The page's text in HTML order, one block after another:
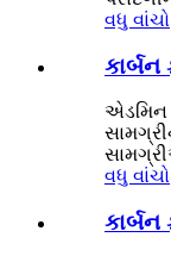
વધુ વાંચો
એડમિન
વધુ વાંચો